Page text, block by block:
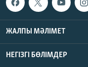
ЖАЛПЫ МӘЛІМЕТ
НЕГІЗГІ БӨЛІМДЕР